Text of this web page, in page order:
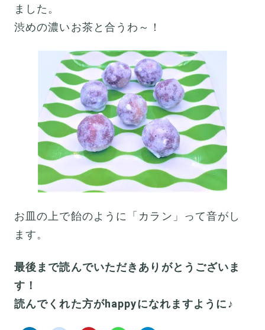
ました。
渋めの濃いお茶と合うわ～！
お皿の上で飴のように「カラン」って音がし
ます。
最後まで読んでいただきありがとうございま
す！
読んでくれた方がhappyになれますように♪